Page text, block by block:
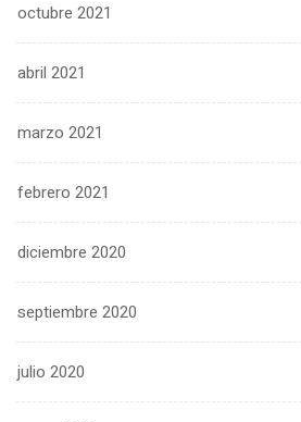
octubre 2021
abril 2021
marzo 2021
febrero 2021
diciembre 2020
septiembre 2020
julio 2020